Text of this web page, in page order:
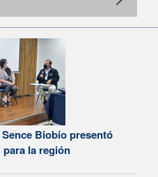
Biobío presentó
para la región